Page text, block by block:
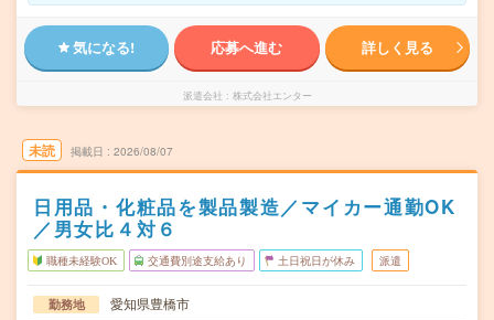
気になる! 応募へ進む 詳しく見る
派遣会社 株式会社エンター
未読 掲載日 2026/08/07
日用品・化粧品を製品製造／マイカー通勤OK
／男女比４対６
職種未経験OK 交通費別途支給あり 土日祝日が休み 派遣
勤務地 愛知県豊橋市